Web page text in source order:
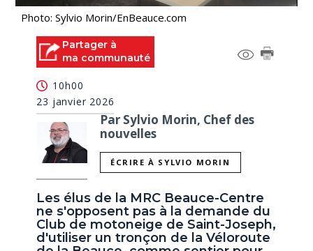
Photo: Sylvio Morin/EnBeauce.com
Partager à
ma communauté
10h00
23 janvier 2026
Par Sylvio Morin, Chef des
nouvelles
ÉCRIRE À SYLVIO MORIN
Les élus de la MRC Beauce-Centre
ne s'opposent pas à la demande du
Club de motoneige de Saint-Joseph,
d'utiliser un tronçon de la Véloroute